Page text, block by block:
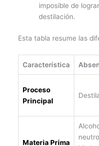
imposible de
destilación.
Esta tabla resume las
Característica
Proceso
Principal
Materia Prima